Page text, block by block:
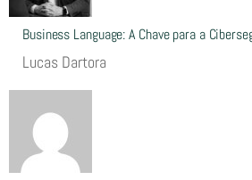
Business Language: A Chave para a
Lucas Dartora